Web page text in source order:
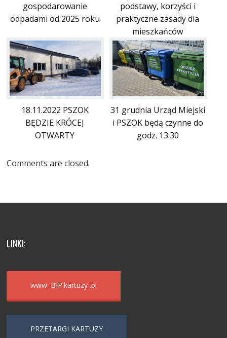
gospodarowanie
odpadami od 2025 roku
podstawy, korzyści i
praktyczne zasady dla
mieszkańców
18.11.2022 PSZOK
BĘDZIE KRÓCEJ
OTWARTY
31 grudnia Urząd Miejski
i PSZOK będą czynne do
godz. 13.30
Comments are closed.
LINKI:
www. BIP.kartuzy .pl
PRZETARGI KARTUZY